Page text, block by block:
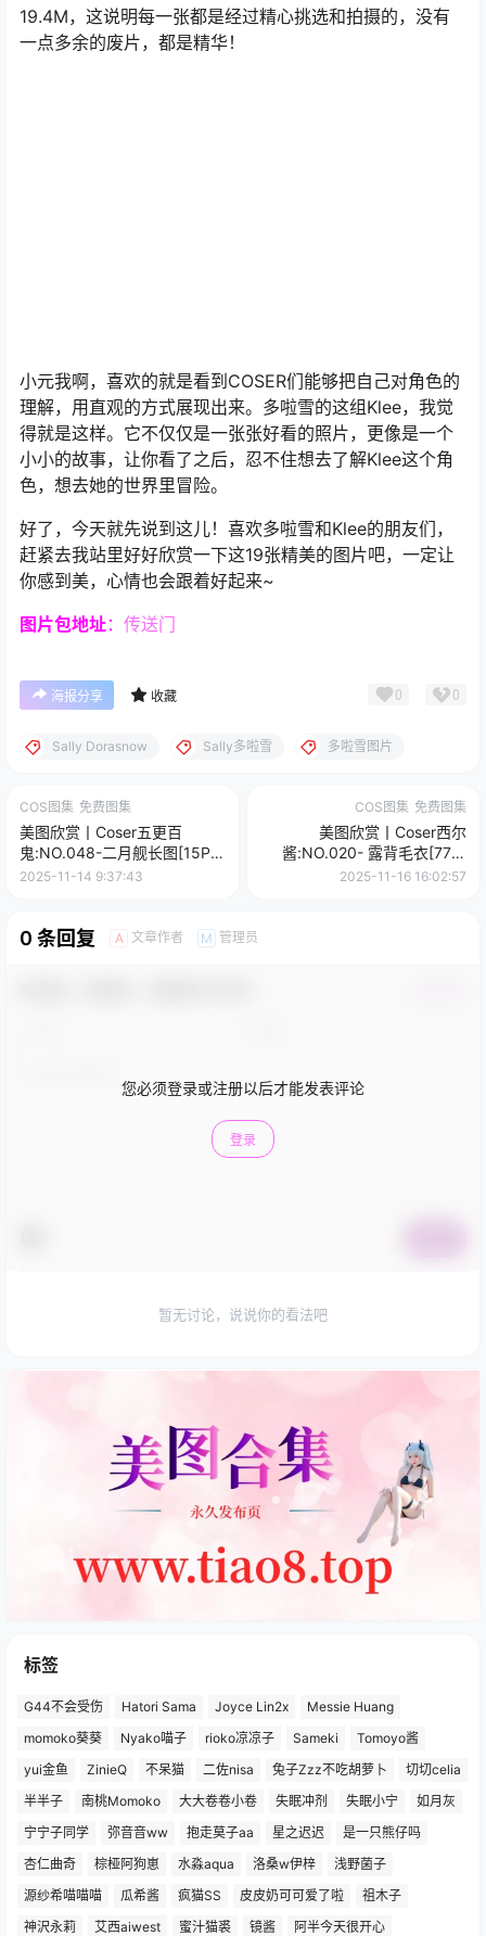
19.4M，这说明每一张都是经过精心挑选和拍摄的，没有
一点多余的废片，都是精华！
小元我啊，喜欢的就是看到COSER们能够把自己对角色的
理解，用直观的方式展现出来。多啦雪的这组Klee，我觉
得就是这样。它不仅仅是一张张好看的照片，更像是一个
小小的故事，让你看了之后，忍不住想去了解Klee这个角
色，想去她的世界里冒险。
好了，今天就先说到这儿！喜欢多啦雪和Klee的朋友们，
赶紧去我站里好好欣赏一下这19张精美的图片吧，一定让
你感到美，心情也会跟着好起来~
图片包地址： 传送门
海报分享 收藏 0 0
Sally Dorasnow Sally多啦雪 多啦雪图片
COS图集 免费图集
美图欣赏丨Coser五更百
鬼:NO.048-二月舰长图[15P-
83.2M]
2025-11-14 9:37:43
COS图集 免费图集
美图欣赏丨Coser西尔
酱:NO.020- 露背毛衣[77P-
572MB]
2025-11-16 16:02:57
0 条回复 A 文章作者 M 管理员
您必须登录或注册以后才能发表评论
登录
暂无讨论，说说你的看法吧
标签
G44不会受伤 Hatori Sama Joyce Lin2x
Messie Huang
momoko葵葵
Nyako喵子 rioko凉凉子 Sameki
Tomoyo酱
yui金鱼
ZinieQ 不呆猫 二佐nisa 兔子Zzz不吃胡萝卜
切切celia
半半子
南桃Momoko 大大卷卷小卷 失眠冲剂 失眠小宁
如月灰
宁宁子同学
弥音音ww 抱走莫子aa 星之迟迟
是一只熊仔吗
杏仁曲奇
棕桠阿狗崽 水淼aqua 洛桑w伊梓
浅野菌子
源纱希喵喵喵
瓜希酱 疯猫SS 皮皮奶可可爱了啦
祖木子
神沢永莉
艾西aiwest 蜜汁猫裘 镜酱
阿半今天很开心